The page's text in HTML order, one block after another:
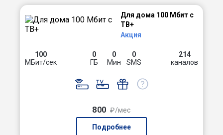
Для дома 100 Мбит с
ТВ+
Акция
100
МБит/сек
0
ГБ
0
Мин
0
SMS
214
каналов
800 ₽/мес
Подробнее